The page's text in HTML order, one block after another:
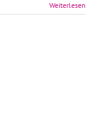
Weiterlesen